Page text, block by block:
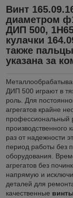
Винт
диаметром
ДИП 500,
кулачки
также
указана за
ДИП 500 играют в
роль. Для
агрегатов крайне
профессиональный
производственного
раз от надежности
период работы без
оборудования.
агрегатов без
напрямую и
деталей для
качественные